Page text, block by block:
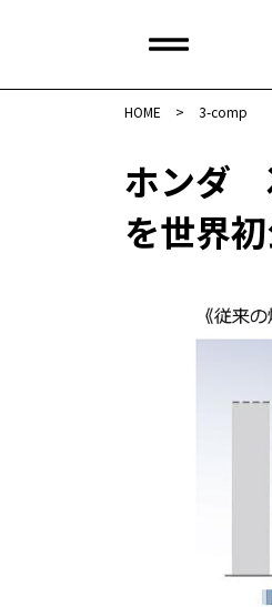
HOME > 3-comp
ホンダ
を世界